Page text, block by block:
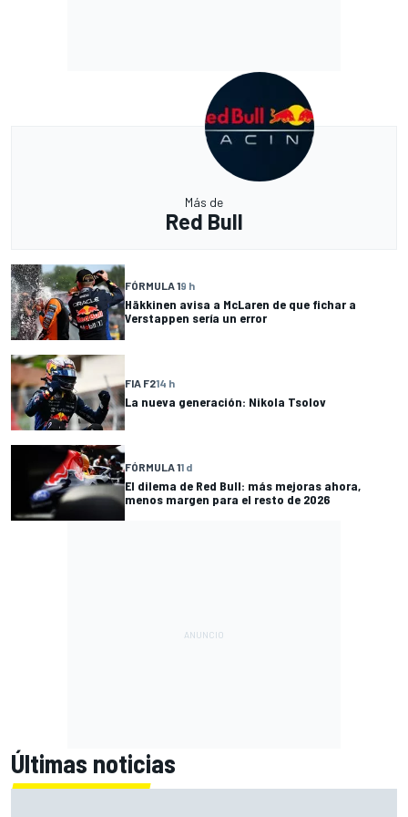
Más de
Red Bull
FÓRMULA 19 h
Häkkinen avisa a McLaren de que fichar a
Verstappen sería un error
FIA F214 h
La nueva generación: Nikola Tsolov
FÓRMULA 11 d
El dilema de Red Bull: más mejoras ahora,
menos margen para el resto de 2026
Últimas noticias